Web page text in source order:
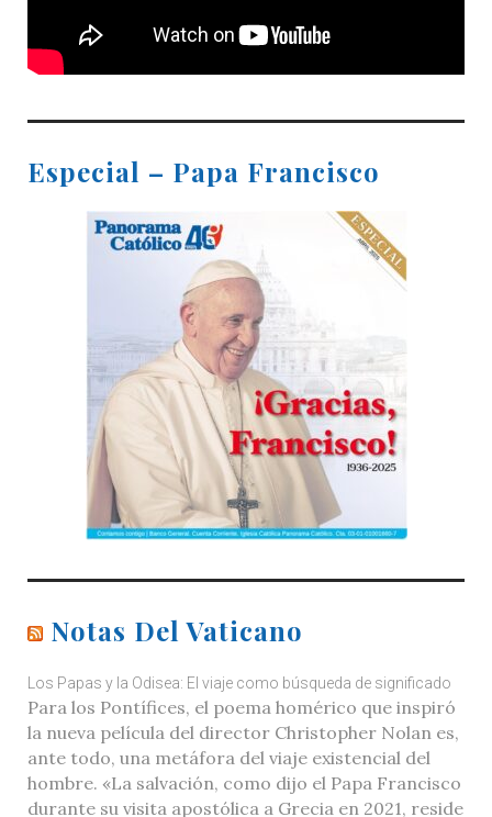
Especial – Papa Francisco
Notas Del Vaticano
Los Papas y la Odisea: El viaje como búsqueda de significado
Para los Pontífices, el poema homérico que inspiró
la nueva película del director Christopher Nolan es,
ante todo, una metáfora del viaje existencial del
hombre. «La salvación, como dijo el Papa Francisco
durante su visita apostólica a Grecia en 2021, reside